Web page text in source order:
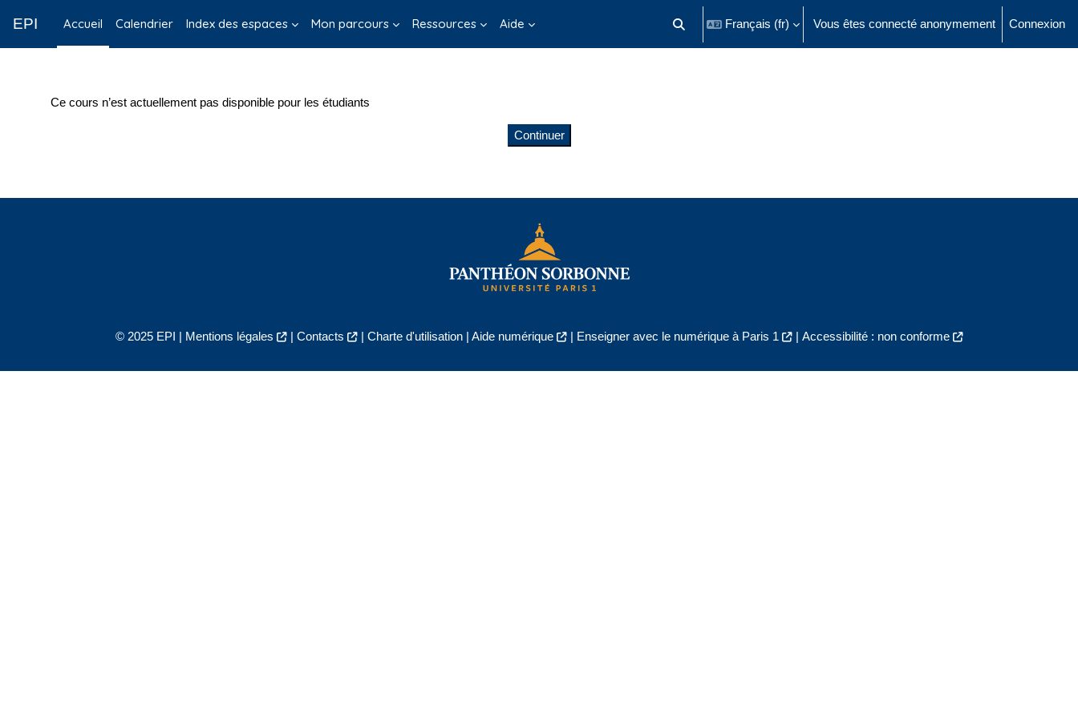
EPI Accueil Calendrier Index des espaces Mon parcours Ressources Aide Activer/désactiver la saisie de recherche
Français ‎(fr)‎ Vous êtes connecté anonymement Connexion
Ce cours n’est actuellement pas disponible pour les étudiants
Continuer
© 2025 EPI | Mentions légales | Contacts | Charte d'utilisation| Aide numérique | Enseigner avec le numérique à Paris 1 | Accessibilité : non conforme